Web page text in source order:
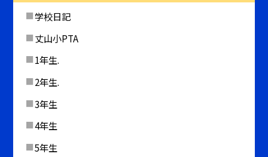
学校日記
丈山小PTA
1年生.
2年生.
3年生
4年生
5年生